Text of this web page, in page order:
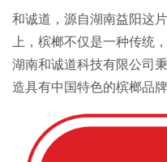
Bo
和诚道，源自湖南益阳这
上，槟榔不仅是一种传统
湖南和诚道科技有限公司
造具有中国特色的槟榔品牌